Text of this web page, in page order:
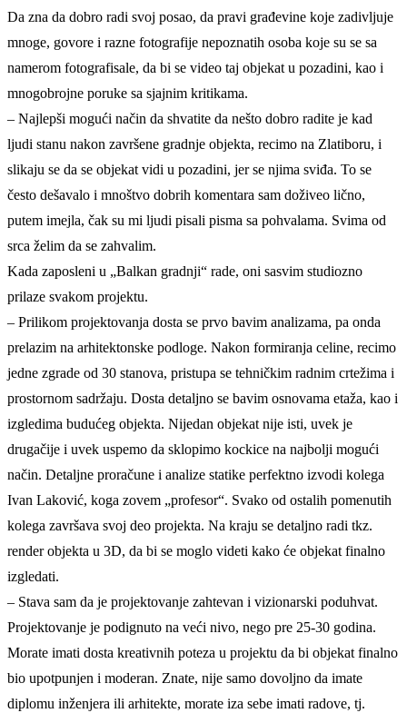
Da zna da dobro radi svoj posao, da pravi građevine koje zadivljuje
mnoge, govore i razne fotografije nepoznatih osoba koje su se sa
namerom fotografisale, da bi se video taj objekat u pozadini, kao i
mnogobrojne poruke sa sjajnim kritikama.
– Najlepši mogući način da shvatite da nešto dobro radite je kad
ljudi stanu nakon završene gradnje objekta, recimo na Zlatiboru, i
slikaju se da se objekat vidi u pozadini, jer se njima sviđa. To se
često dešavalo i mnoštvo dobrih komentara sam doživeo lično,
putem imejla, čak su mi ljudi pisali pisma sa pohvalama. Svima od
srca želim da se zahvalim.
Kada zaposleni u „Balkan gradnji“ rade, oni sasvim studiozno
prilaze svakom projektu.
– Prilikom projektovanja dosta se prvo bavim analizama, pa onda
prelazim na arhitektonske podloge. Nakon formiranja celine, recimo
jedne zgrade od 30 stanova, pristupa se tehničkim radnim crtežima i
prostornom sadržaju. Dosta detaljno se bavim osnovama etaža, kao i
izgledima budućeg objekta. Nijedan objekat nije isti, uvek je
drugačije i uvek uspemo da sklopimo kockice na najbolji mogući
način. Detaljne proračune i analize statike perfektno izvodi kolega
Ivan Laković, koga zovem „profesor“. Svako od ostalih pomenutih
kolega završava svoj deo projekta. Na kraju se detaljno radi tkz.
render objekta u 3D, da bi se moglo videti kako će objekat finalno
izgledati.
– Stava sam da je projektovanje zahtevan i vizionarski poduhvat.
Projektovanje je podignuto na veći nivo, nego pre 25-30 godina.
Morate imati dosta kreativnih poteza u projektu da bi objekat finalno
bio upotpunjen i moderan. Znate, nije samo dovoljno da imate
diplomu inženjera ili arhitekte, morate iza sebe imati radove, tj.